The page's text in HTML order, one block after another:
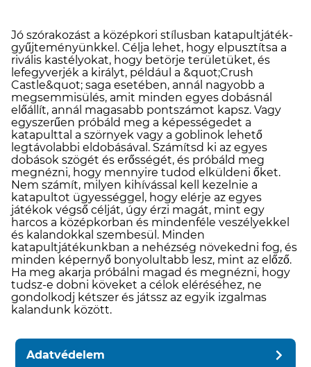
Jó szórakozást a középkori stílusban katapultjáték-
gyűjteményünkkel. Célja lehet, hogy elpusztítsa a
rivális kastélyokat, hogy betörje területüket, és
lefegyverjék a királyt, például a &quot;Crush
Castle&quot; saga esetében, annál nagyobb a
megsemmisülés, amit minden egyes dobásnál
előállít, annál magasabb pontszámot kapsz. Vagy
egyszerűen próbáld meg a képességedet a
katapulttal a szörnyek vagy a goblinok lehető
legtávolabbi eldobásával. Számítsd ki az egyes
dobások szögét és erősségét, és próbáld meg
megnézni, hogy mennyire tudod elküldeni őket.
Nem számít, milyen kihívással kell kezelnie a
katapultot ügyességgel, hogy elérje az egyes
játékok végső célját, úgy érzi magát, mint egy
harcos a középkorban és mindenféle veszélyekkel
és kalandokkal szembesül. Minden
katapultjátékunkban a nehézség növekedni fog, és
minden képernyő bonyolultabb lesz, mint az előző.
Ha meg akarja próbálni magad és megnézni, hogy
tudsz-e dobni köveket a célok eléréséhez, ne
gondolkodj kétszer és játssz az egyik izgalmas
kalandunk között.
Adatvédelem